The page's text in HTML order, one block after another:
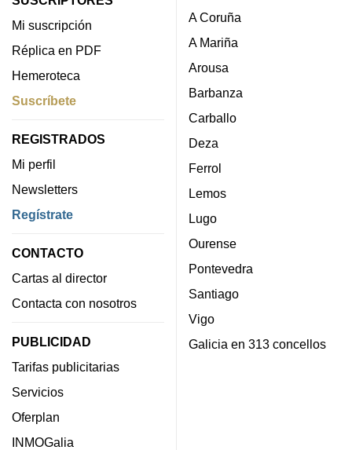
Mi suscripción
Réplica en PDF
Hemeroteca
Suscríbete
REGISTRADOS
Mi perfil
Newsletters
Regístrate
CONTACTO
Cartas al director
Contacta con nosotros
PUBLICIDAD
Tarifas publicitarias
Servicios
Oferplan
INMOGalia
A Coruña
A Mariña
Arousa
Barbanza
Carballo
Deza
Ferrol
Lemos
Lugo
Ourense
Pontevedra
Santiago
Vigo
Galicia en 313 concellos